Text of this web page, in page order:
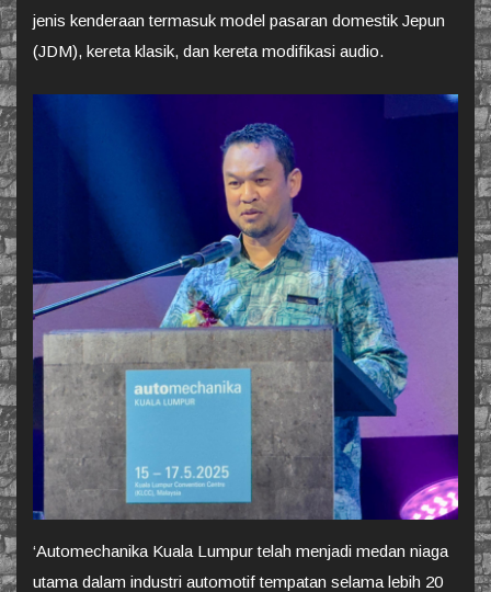
jenis kenderaan termasuk model pasaran domestik Jepun
(JDM), kereta klasik, dan kereta modifikasi audio.
‘Automechanika Kuala Lumpur telah menjadi medan niaga
utama dalam industri automotif tempatan selama lebih 20